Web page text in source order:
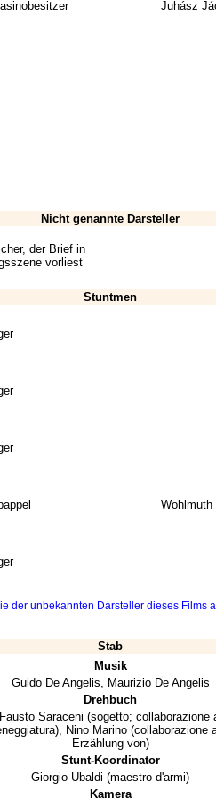
Juhász
Nicht genannte Darsteller
der Brief in
vorliest
Stuntmen
Wohlmuth
der unbekannten Darsteller dieses Films
Stab
Musik
Guido De Angelis, Maurizio De Angelis
Drehbuch
Fausto Saraceni (sogetto; collaborazione
Nino Marino (collaborazione
Erzählung von)
Stunt-Koordinator
Giorgio Ubaldi (maestro d'armi)
Kamera